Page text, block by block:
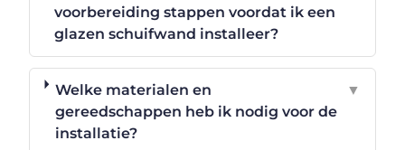
voorbereiding stappen voordat ik een
glazen schuifwand installeer?
Welke materialen en
gereedschappen heb ik nodig voor de
installatie?
▼